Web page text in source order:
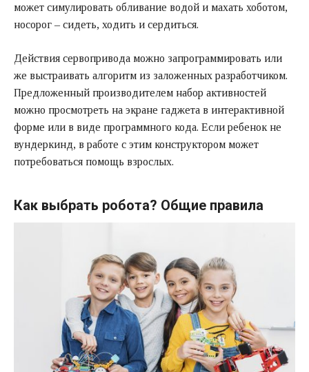
может симулировать обливание водой и махать хоботом,
носорог – сидеть, ходить и сердиться.
Действия сервопривода можно запрограммировать или
же выстраивать алгоритм из заложенных разработчиком.
Предложенный производителем набор активностей
можно просмотреть на экране гаджета в интерактивной
форме или в виде программного кода. Если ребенок не
вундеркинд, в работе с этим конструктором может
потребоваться помощь взрослых.
Как выбрать робота? Общие правила